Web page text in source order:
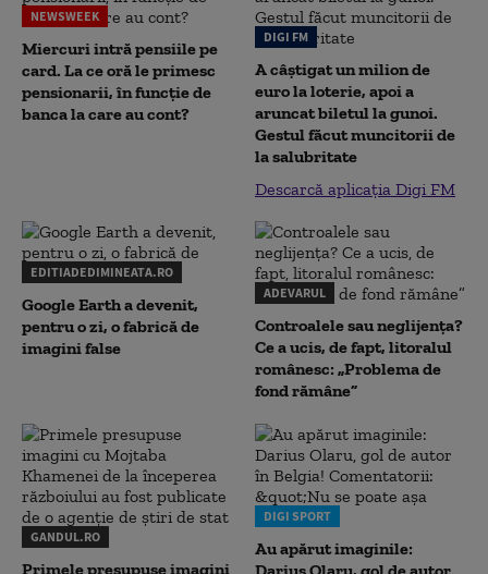
NEWSWEEK
Miercuri intră pensiile pe
card. La ce oră le primesc
pensionarii, în funcție de
banca la care au cont?
DIGI FM
A câștigat un milion de
euro la loterie, apoi a
aruncat biletul la gunoi.
Gestul făcut muncitorii de
la salubritate
Descarcă aplicația Digi FM
EDITIADEDIMINEATA.RO
Google Earth a devenit,
pentru o zi, o fabrică de
imagini false
ADEVARUL
Controalele sau neglijența?
Ce a ucis, de fapt, litoralul
românesc: „Problema de
fond rămâne”
GANDUL.RO
Primele presupuse imagini
DIGI SPORT
Au apărut imaginile: